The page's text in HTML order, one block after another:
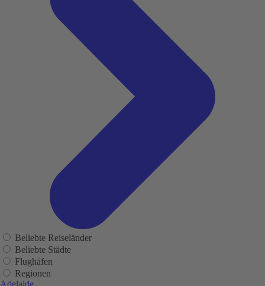
Beliebte Reiseländer
Beliebte Städte
Flughäfen
Regionen
Adelaide